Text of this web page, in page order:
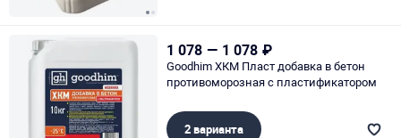
1 078 — 1 078 ₽
Goodhim ХКМ Пласт добавка в бетон
противоморозная с пластификатором
2 варианта